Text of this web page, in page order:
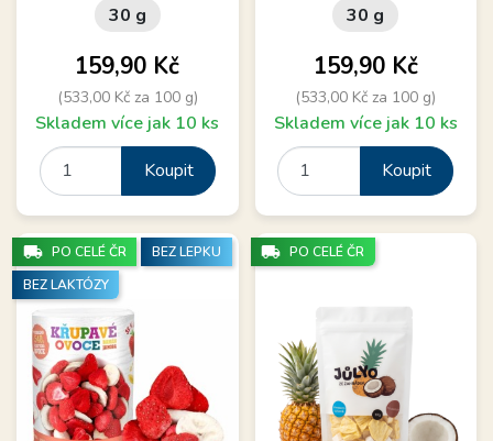
30 g
Cena
159,90 Kč
(533,00 Kč za 100 g)
Skladem více jak 10 ks
Koupit
30 g
Cena
159,90 Kč
(533,00 Kč za 100 g)
Skladem více jak 10 ks
Koupit
local_shipping PO CELÉ ČR
BEZ LEPKU
BEZ LAKTÓZY
local_shipping PO CELÉ ČR